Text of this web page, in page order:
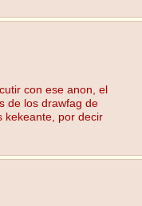
con ese anon, el
de los drawfag de
kekeante, por decir